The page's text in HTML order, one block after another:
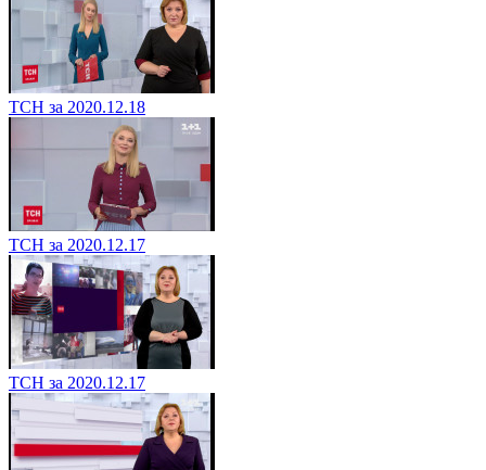
ТСН за 2020.12.18
ТСН за 2020.12.17
ТСН за 2020.12.17